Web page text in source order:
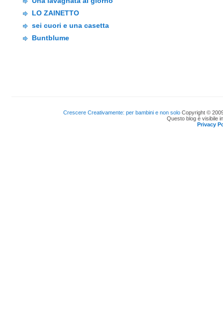
LO ZAINETTO
sei cuori e una casetta
Buntblume
Crescere Creativamente: per bambini e non solo Copyright ©
Questo blog è visibile
Privacy